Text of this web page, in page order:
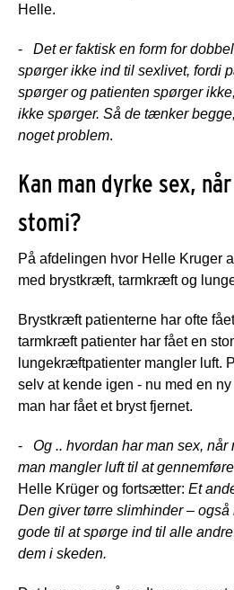
Helle.
- Det er faktisk en form for
spørger ikke ind til sexlivet, fordi
spørger og patienten spørger
ikke spørger. Så de tænker
noget problem.
Kan man dyrke sex,
stomi?
På afdelingen hvor Helle Kruger
med brystkræft, tarmkræft og
Brystkræft patienterne har ofte
tarmkræft patienter har fået en
lungekræftpatienter mangler luft.
selv at kende igen - nu med en
man har fået et bryst fjernet.
- Og .. hvordan har man sex,
man mangler luft til at
Helle Krüger og fortsætter: Et
Den giver tørre slimhinder –
gode til at spørge ind til alle
dem i skeden.